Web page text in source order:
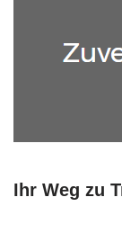
Ihr Weg zu